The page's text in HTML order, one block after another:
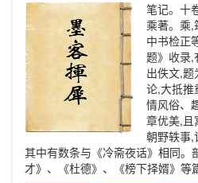
笔记。十
乘著。乘
中书检正
题》收录,
出佚文,题
论,大抵推
情风俗、
章优美,且
朝野轶事,
其中有数条与《冷斋夜话》相同。
才》、《杜德》、《榜下择婿》等